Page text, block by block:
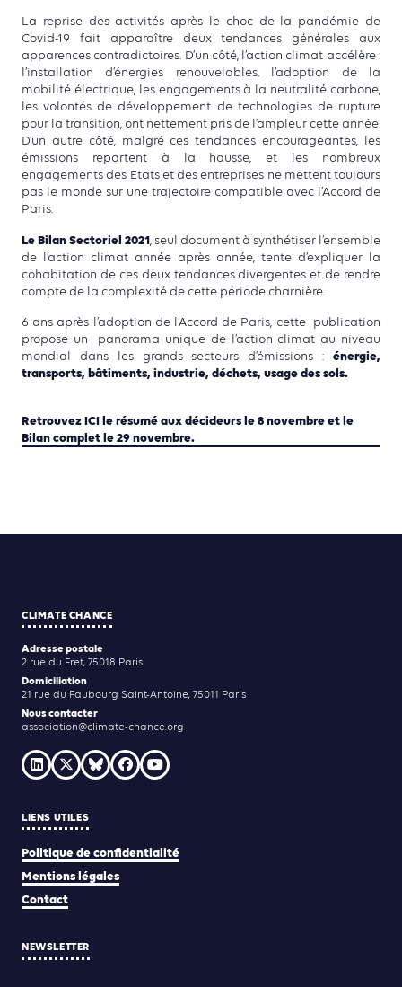
La reprise des activités après le choc de la pandémie de
Covid-19 fait apparaître deux tendances générales aux
apparences contradictoires. D’un côté, l’action climat accélère :
l’installation d’énergies renouvelables, l’adoption de la
mobilité électrique, les engagements à la neutralité carbone,
les volontés de développement de technologies de rupture
pour la transition, ont nettement pris de l’ampleur cette année.
D’un autre côté, malgré ces tendances encourageantes, les
émissions repartent à la hausse, et les nombreux
engagements des Etats et des entreprises ne mettent toujours
pas le monde sur une trajectoire compatible avec l’Accord de
Paris.
Le Bilan Sectoriel 2021 , seul document à synthétiser l’ensemble
de l’action climat année après année, tente d’expliquer la
cohabitation de ces deux tendances divergentes et de rendre
compte de la complexité de cette période charnière.
6 ans après l’adoption de l’Accord de Paris, cette publication
propose un panorama unique de l’action climat au niveau
mondial dans les grands secteurs d’émissions : énergie,
transports, bâtiments, industrie, déchets, usage des sols.
Retrouvez ICI le résumé aux décideurs le 8 novembre et le
Bilan complet le 29 novembre.
CLIMATE CHANCE
Adresse postale
2 rue du Fret, 75018 Paris
Domiciliation
21 rue du Faubourg Saint-Antoine, 75011 Paris
Nous contacter
association@climate-chance.org
LIENS UTILES
Politique de confidentialité
Mentions légales
Contact
NEWSLETTER